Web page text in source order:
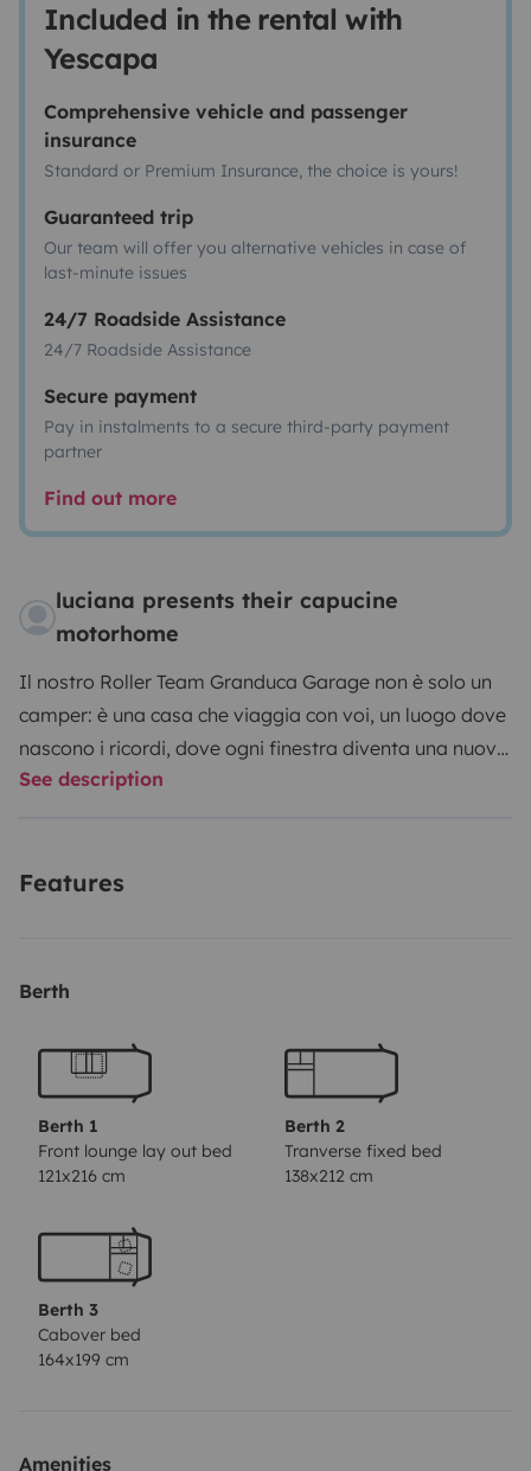
Included in the rental with
Yescapa
Comprehensive vehicle and passenger
insurance
Standard or Premium Insurance, the choice is yours!
Guaranteed trip
Our team will offer you alternative vehicles in case of
last-minute issues
24/7 Roadside Assistance
24/7 Roadside Assistance
Secure payment
Pay in instalments to a secure third-party payment
partner
Find out more
luciana presents their capucine
motorhome
Il nostro Roller Team Granduca Garage non è solo un
camper: è una casa che viaggia con voi, un luogo dove
nascono i ricordi, dove ogni finestra diventa una nuova
storia da raccontare.
da guidare, è dotato di telecamera di retromarcia, vi
insegna del relax. Sarà il vostro compagno ideale per
godervi la libertà del viaggio, con tutto ciò che serve
sempre a portata di mano.
improvvisato o di un lungo itinerario, il Granduca
Garage vi accompagnerà in momenti speciali:
colazioni tranquille con vista panoramica, serate tra
🛋 Una zona giorno che accoglie
il cuore del camper: un luogo dove condividere pasti,
giochi, racconti… o semplicemente rilassarsi. Può
ospitare comodamente fino a 6 persone, e grazie alla
See description
Features
Berth
Berth 1
Front lounge lay out bed
121x216 cm
Berth 2
Tranverse fixed bed
138x212 cm
Berth 3
Cabover bed
164x199 cm
Amenities